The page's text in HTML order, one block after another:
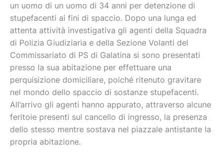
un uomo di un uomo di 34 anni per detenzione di
stupefacenti ai fini di spaccio. Dopo una lunga ed
attenta attività investigativa gli agenti della Squadra
di Polizia Giudiziaria e della Sezione Volanti del
Commissariato di PS di Galatina si sono presentati
presso la sua abitazione per effettuare una
perquisizione domiciliare, poiché ritenuto gravitare
nel mondo dello spaccio di sostanze stupefacenti.
All’arrivo gli agenti hanno appurato, attraverso alcune
feritoie presenti sul cancello di ingresso, la presenza
dello stesso mentre sostava nel piazzale antistante la
propria abitazione.